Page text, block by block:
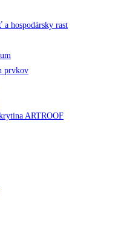
a hospodársky rast
prvkov
ARTROOF